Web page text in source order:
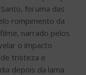
foi uma das
rompimento da
narrado pelos
o impacto
tristeza e
depois da lama